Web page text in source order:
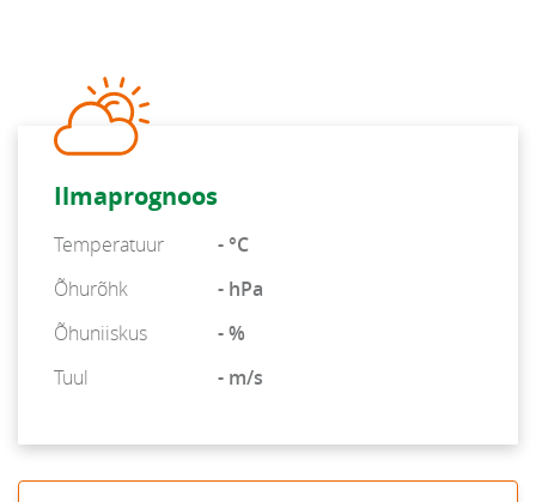
Ilmaprognoos
Temperatuur
- °C
Õhurõhk
- hPa
Õhuniiskus
- %
Tuul
- m/s